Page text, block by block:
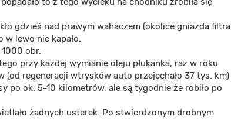
gdzieś nad prawym wahaczem (okolice gniazda filtra
w lewo nie kapało.
obr.
przy każdej wymianie oleju płukanka, raz w roku
regeneracji wtrysków auto przejechało 37 tys. km)
po ok. 5-10 kilometrów, ale są tygodnie że robiło po
żadnych usterek. Po stwierdzonym drobnym